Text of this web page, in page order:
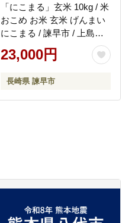
「にこまる」玄米 10kg / 米
おこめ お米 玄米 げんまい
にこまる / 諫早市 / 上島農
産 [AHAS002]
23,000円
長崎県 諫早市